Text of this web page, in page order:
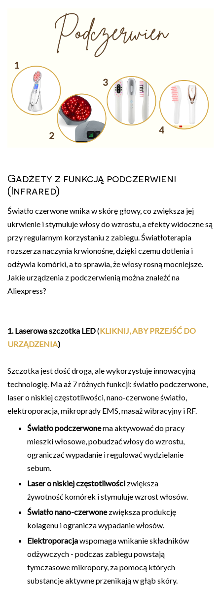
Gadżety z funkcją podczerwieni
(Infrared)
Światło czerwone wnika w skórę głowy, co zwiększa jej
ukrwienie i stymuluje włosy do wzrostu, a efekty widoczne są
przy regularnym korzystaniu z zabiegu. Światłoterapia
rozszerza naczynia krwionośne, dzięki czemu dotlenia i
odżywia komórki, a to sprawia, że włosy rosną mocniejsze.
Jakie urządzenia z podczerwienią można znaleźć na
Aliexpress?
1. Laserowa szczotka LED(KLIKNIJ, ABY PRZEJŚĆ DO
URZĄDZENIA)
Szczotka jest dość droga, ale wykorzystuje innowacyjną
technologię. Ma aż 7 różnych funkcji: światło podczerwone,
laser o niskiej częstotliwości, nano-czerwone światło,
elektroporacja, mikroprądy EMS, masaż wibracyjny i RF.
Światło podczerwonema aktywować do pracy
mieszki włosowe, pobudzać włosy do wzrostu,
ograniczać wypadanie i regulować wydzielanie
sebum.
Laser o niskiej częstotliwości zwiększa
żywotność komórek i stymuluje wzrost włosów.
Światło nano-czerwonezwiększa produkcję
kolagenu i ogranicza wypadanie włosów.
Elektroporacjawspomaga wnikanie składników
odżywczych - podczas zabiegu powstają
tymczasowe mikropory, za pomocą których
substancje aktywne przenikają w głąb skóry.